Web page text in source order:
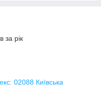
за рік
02088 Київська